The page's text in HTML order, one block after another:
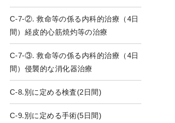
C-7-②. 救命等の係る内科的治療（4日
間）経皮的心筋焼灼等の治療
C-7-③. 救命等の係る内科的治療（4日
間）侵襲的な消化器治療
C-8.別に定める検査(2日間)
C-9.別に定める手術(5日間)